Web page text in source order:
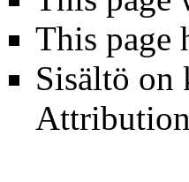
This page
Sisältö on
Attribution